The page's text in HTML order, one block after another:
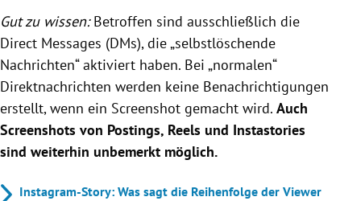
Gut zu wissen:Betroffen sind ausschließlich die
Direct Messages (DMs), die „selbstlöschende
Nachrichten“ aktiviert haben. Bei „normalen“
Direktnachrichten werden keine Benachrichtigungen
erstellt, wenn ein Screenshot gemacht wird. Auch
Screenshots von Postings, Reels und Instastories
sind weiterhin unbemerkt möglich.
Instagram-Story: Was sagt die Reihenfolge der Viewer